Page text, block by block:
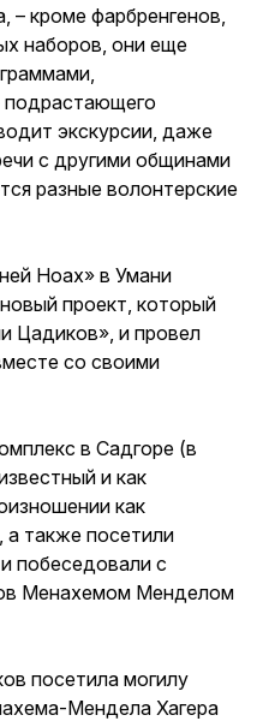
кроме фарбренгенов,
наборов, они еще
подрастающего
экскурсии, даже
с другими общинами
разные волонтерские
Ноах» в Умани
проект, который
Цадиков», и провел
со своими
в Садгоре (в
и как
как
а также посетили
побеседовали с
Менахемом Менделом
посетила могилу
Мендела Хагера